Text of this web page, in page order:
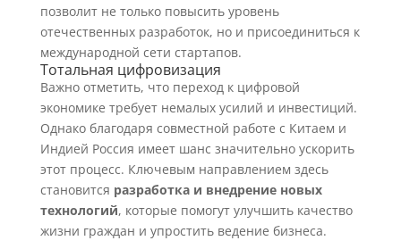
позволит не только повысить уровень
отечественных разработок, но и присоединиться к
международной сети стартапов.
Тотальная цифровизация
Важно отметить, что переход к цифровой
экономике требует немалых усилий и инвестиций.
Однако благодаря совместной работе с Китаем и
Индией Россия имеет шанс значительно ускорить
этот процесс. Ключевым направлением здесь
становится разработка и внедрение новых
технологий, которые помогут улучшить качество
жизни граждан и упростить ведение бизнеса.